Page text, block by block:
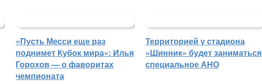
«Пусть Месси еще раз
поднимет Кубок мира»: Илья
Горохов — о фаворитах
чемпионата
Территорией у стадиона
«Шинник» будет заниматься
специальное АНО